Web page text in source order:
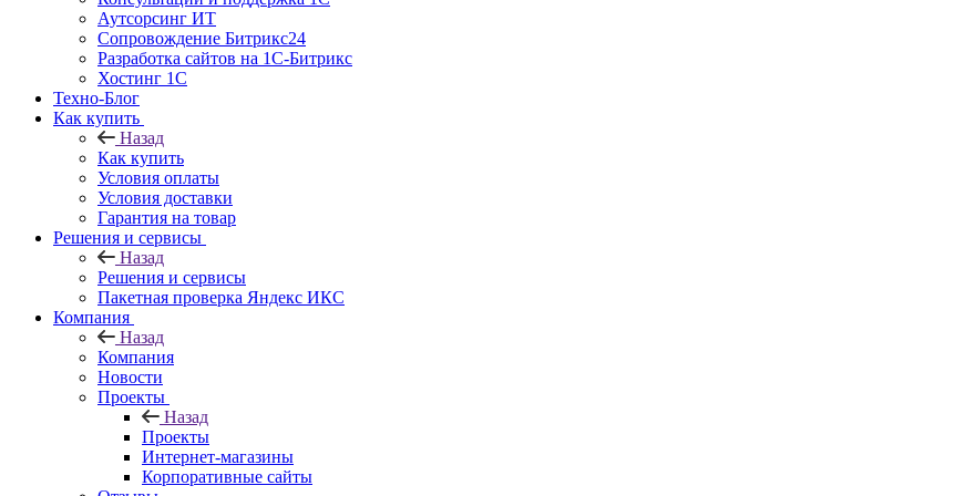
Аутсорсинг ИТ
Сопровождение Битрикс24
Разработка сайтов на 1С‑Битрикс
Хостинг 1С
Техно-Блог
Как купить
Назад
Как купить
Условия оплаты
Условия доставки
Гарантия на товар
Решения и сервисы
Назад
Решения и сервисы
Пакетная проверка Яндекс ИКС
Компания
Назад
Компания
Новости
Проекты
Назад
Проекты
Интернет-магазины
Корпоративные сайты